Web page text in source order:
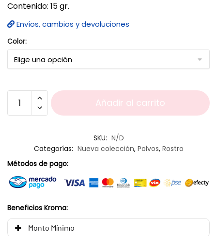
Contenido: 15 gr.
Envíos, cambios y devoluciones
Color:
Añadir al carrito
SKU: N/D
Categorías: Nueva colección, Polvos, Rostro
Métodos de pago:
Beneficios Kroma:
Monto Mínimo